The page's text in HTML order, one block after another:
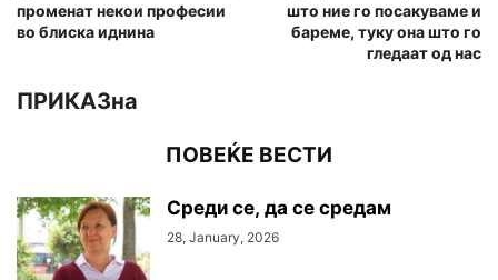
променат некои професии
во блиска иднина
што ние го посакуваме и
бареме, туку она што го
гледаат од нас
ПРИКАЗна
ПОВЕЌЕ ВЕСТИ
Среди се, да се средам
28, January, 2026